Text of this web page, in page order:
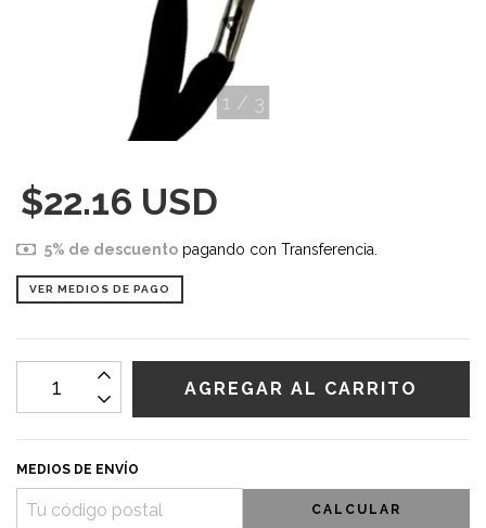
1 / 3
$22.16 USD
5% de descuentopagando con Transferencia.
VER MEDIOS DE PAGO
MEDIOS DE ENVÍO
CALCULAR